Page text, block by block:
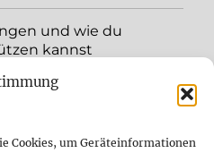
Cookies, um Geräteinformationen
und wie du
kannst
öffnen